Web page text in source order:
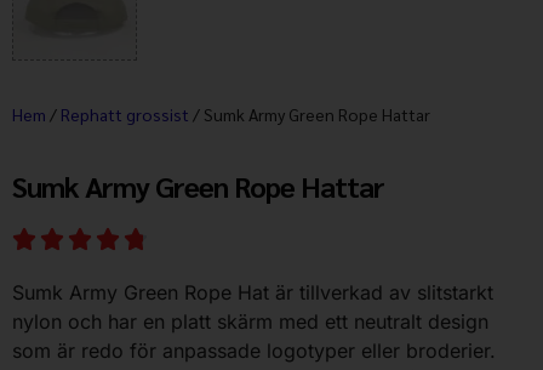
Hem / Rephatt grossist / Sumk Army Green Rope Hattar
Sumk Army Green Rope Hattar
Sumk Army Green Rope Hat är tillverkad av slitstarkt
nylon och har en platt skärm med ett neutralt design
som är redo för anpassade logotyper eller broderier.